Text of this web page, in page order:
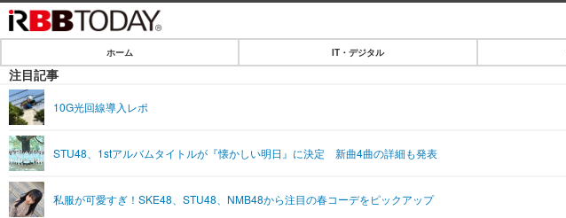
IT・デジタル
ショッピング
SPEED TEST
エンタメ
エンタメTOP
ライフ
ホーム IT・デジタル
注目記事
10G光回線導入レポ
STU48、1stアルバムタイトルが『懐かしい明日』に決定 新曲4曲の詳細も発表
私服が可愛すぎ！SKE48、STU48、NMB48から注目の春コーデをピックアップ